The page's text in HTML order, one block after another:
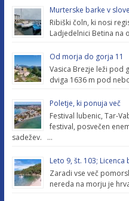
Murterske barke v
Ribiški čoln, ki nosi
Ladjedelnici Betina na
Od morja do gorja 11
Vasica Brezje leži pod
dviga 1636 m pod
Poletje, ki ponuja več
Festival lubenic, Tar-
festival, posvečen
sadežev. …
Leto 9, št. 103;
Zaradi vse več
nereda na morju je